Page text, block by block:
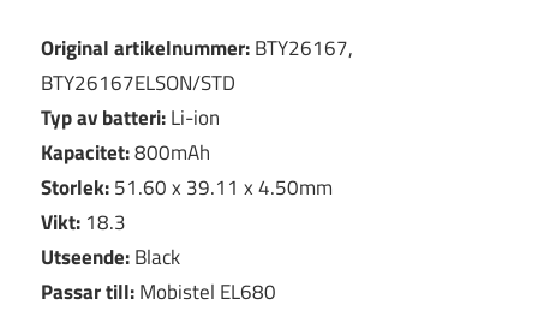
Original artikelnummer:BTY26167,
BTY26167ELSON/STD
Typ av batteri:Li-ion
Kapacitet:800mAh
Storlek:51.60 x 39.11 x 4.50mm
Vikt: 18.3
Utseende:Black
Passar till:Mobistel EL680